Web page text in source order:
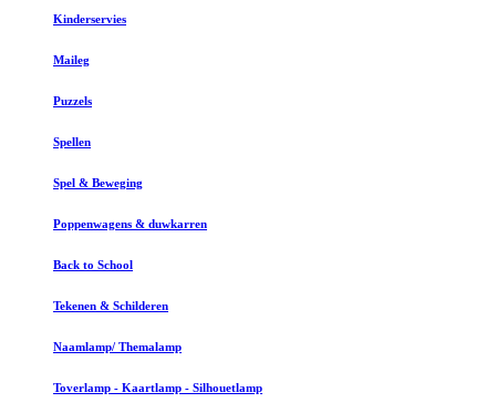
Kinderservies
Maileg
Puzzels
Spellen
Spel & Beweging
Poppenwagens & duwkarren
Back to School
Tekenen & Schilderen
Naamlamp/ Themalamp
Toverlamp - Kaartlamp - Silhouetlamp